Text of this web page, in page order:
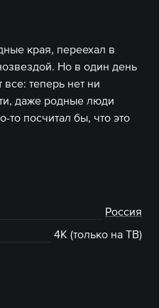
края, переехал в
Но в один день
все: теперь нет ни
даже родные люди
то посчитал бы, что это
Россия
4К (только на ТВ)